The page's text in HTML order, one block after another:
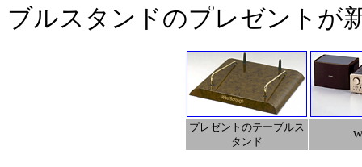
ブルスタンドのプレゼントが
プレゼントのテーブルス
タンド